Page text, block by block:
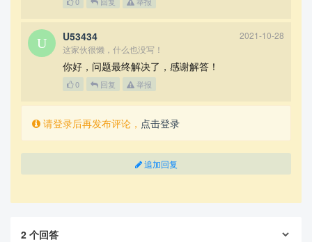
F:install-tl: Writing log in current directory: C:/WINDOWS/syste
Wide character in print at F:install-tl line 2486, <STDIN> line 6.
Wide character in print at F:install-tl line 2486, <STDIN> line 6.
Wide character in print at F:install-tl line 2486, <STDIN> line 6.
Wide character in print at F:install-tl line 2486, <STDIN> line 6.
考虑到用户名含有中文的问题，本人的应对方法是：
使用管理员身份进入cmd，为用户目录建立软链接，并修改注
，具体操作方法参考来自（https://antrn.blog.csdn.net/articl
ps：本人尝试过修改环境变量TEMP和TMP的方式来应对用户
够指出报错中可能存在的问题，或者如何正确解决中文用户名
U53434
2021-10-28
这家伙很懒，什么也没写！
你好，问题最终解决了，感谢解答！
0 回复 举报
请登录后再发布评论， 点击登录
追加回复
2 个回答